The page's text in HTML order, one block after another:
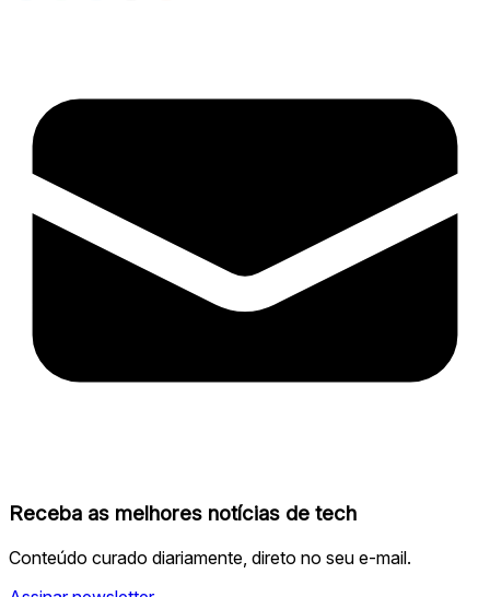
Receba as melhores notícias de tech
Conteúdo curado diariamente, direto no seu e-mail.